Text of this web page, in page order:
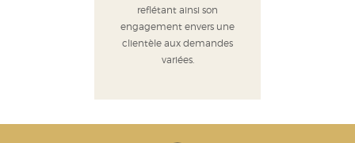
reflétant ainsi son
engagement envers une
clientèle aux demandes
variées.